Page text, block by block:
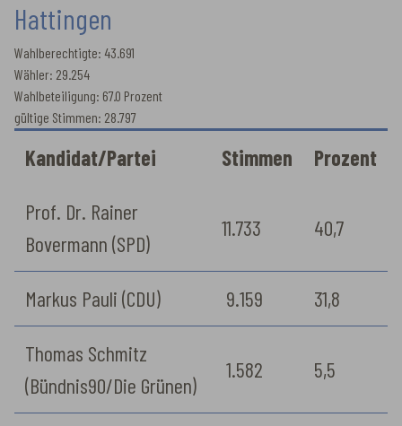
Hattingen
Wahlberechtigte: 43.691
Wähler: 29.254
Wahlbeteiligung: 67.0 Prozent
gültige Stimmen: 28.797
Kandidat/Partei Stimmen Prozent
Prof. Dr. Rainer
Bovermann (SPD)
11.733 40,7
Markus Pauli (CDU) 9.159 31,8
Thomas Schmitz
(Bündnis90/Die Grünen)
1.582 5,5